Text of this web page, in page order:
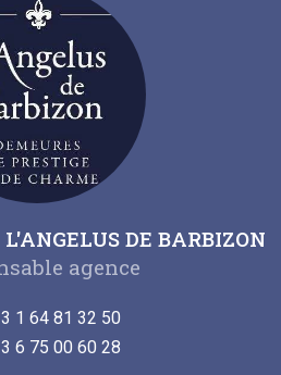
DE BARBIZON
agence
1 64 81 32 50
6 75 00 60 28